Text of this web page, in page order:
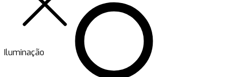
Iluminação